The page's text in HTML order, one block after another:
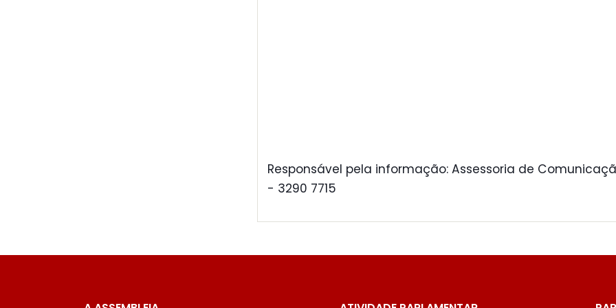
Responsável pela informação: Assessoria de
- 3290 7715